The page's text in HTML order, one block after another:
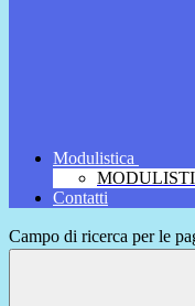
Modulistica
Contatti
Campo di ricerca per le